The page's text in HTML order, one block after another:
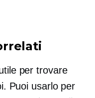
per trovare
Puoi usarlo per